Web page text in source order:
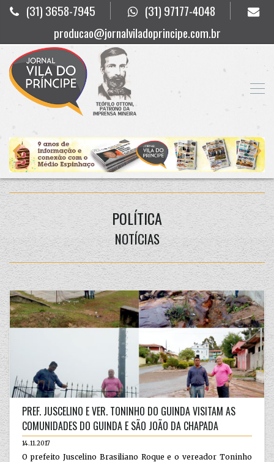
(31) 3658-7945
(31) 97177-4048
producao@jornalviladoprincipe.com.br
POLÍTICA
NOTÍCIAS
PREF. JUSCELINO E VER. TONINHO DO GUINDA VISITAM AS
COMUNIDADES DO GUINDA E SÃO JOÃO DA CHAPADA
14.11.2017
O prefeito Juscelino Brasiliano Roque e o vereador Toninho